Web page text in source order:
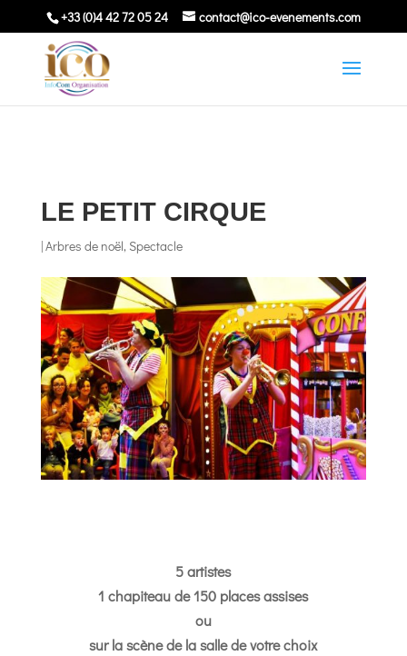
+33 (0)4 42 72 05 24 contact@ico-evenements.com
LE PETIT CIRQUE
|Arbres de noël, Spectacle
5 artistes
1 chapiteau de 150 places assises
ou
sur la scène de la salle de votre choix